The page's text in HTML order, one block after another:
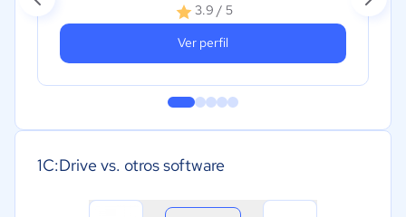
3.9 / 5
Ver perfil
1C:Drive vs. otros software